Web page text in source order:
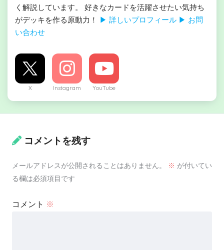
く解説しています。 好きなカードを活躍させたい気持ち
がデッキを作る原動力！
▶ 詳しいプロフィール ▶ お問
い合わせ
X Instagram YouTube
コメントを残す
メールアドレスが公開されることはありません。 ※ が付いてい
る欄は必須項目です
コメント ※